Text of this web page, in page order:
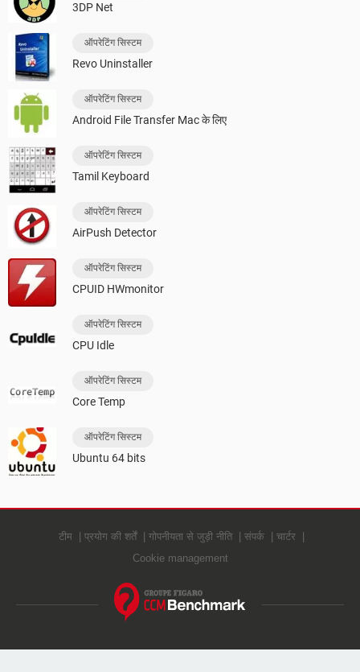
3DP Net
ऑपरेटिंग सिस्टम
Revo Uninstaller
ऑपरेटिंग सिस्टम
Android File Transfer Mac के लिए
ऑपरेटिंग सिस्टम
Tamil Keyboard
ऑपरेटिंग सिस्टम
AirPush Detector
ऑपरेटिंग सिस्टम
CPUID HWmonitor
ऑपरेटिंग सिस्टम
CPU Idle
ऑपरेटिंग सिस्टम
Core Temp
ऑपरेटिंग सिस्टम
Ubuntu 64 bits
टीम प्रयोग की शर्तें गोपनीयता से जुड़ी नीति संपर्क
चार्टर
Cookie management